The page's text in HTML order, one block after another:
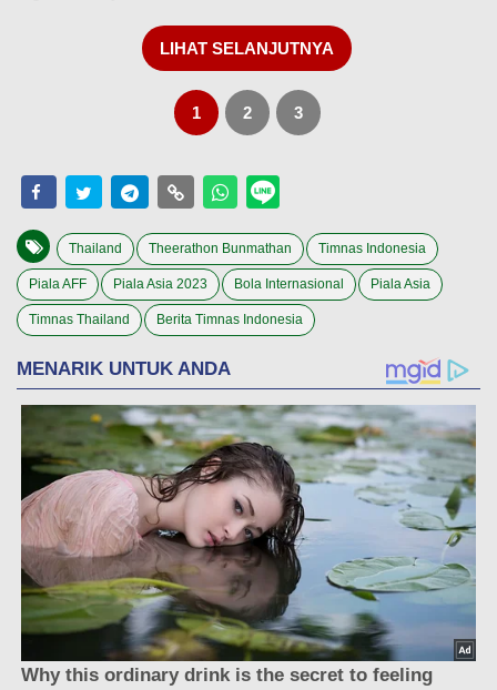
LIHAT SELANJUTNYA
1 2 3
Thailand Theerathon Bunmathan Timnas Indonesia
Piala AFF Piala Asia 2023 Bola Internasional Piala Asia
Timnas Thailand Berita Timnas Indonesia